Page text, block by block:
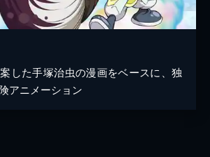
案した手塚治虫の漫画をベースに、独
アニメーション